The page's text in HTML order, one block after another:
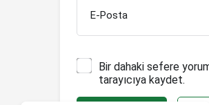
E-Posta
Bir dahaki sefere
tarayıcıya kaydet.